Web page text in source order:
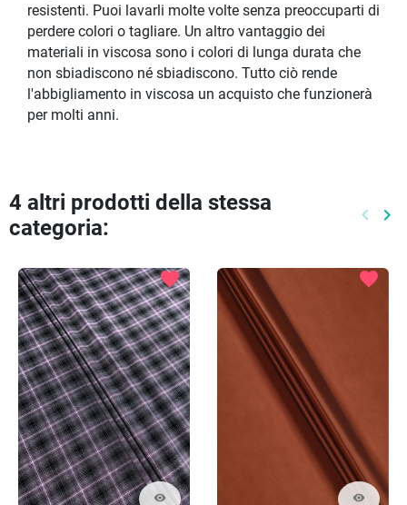
resistenti. Puoi lavarli molte volte senza preoccuparti di
perdere colori o tagliare. Un altro vantaggio dei
materiali in viscosa sono i colori di lunga durata che
non sbiadiscono né sbiadiscono. Tutto ciò rende
l'abbigliamento in viscosa un acquisto che funzionerà
per molti anni.
4 altri prodotti della stessa
categoria:
keyboard_arrow_left keyboard_arrow_right
visibility
favorite
visibility
favorite